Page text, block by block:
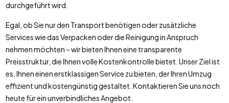
durchgeführt wird.
Egal, ob Sie nur den Transport benötigen oder zusätzliche
Services wie das Verpacken oder die Reinigung in Anspruch
nehmen möchten – wir bieten Ihnen eine transparente
Preisstruktur, die Ihnen volle Kostenkontrolle bietet. Unser Ziel ist
es, Ihnen einen erstklassigen Service zu bieten, der Ihren Umzug
effizient und kostengünstig gestaltet. Kontaktieren Sie uns noch
heute für ein unverbindliches Angebot.